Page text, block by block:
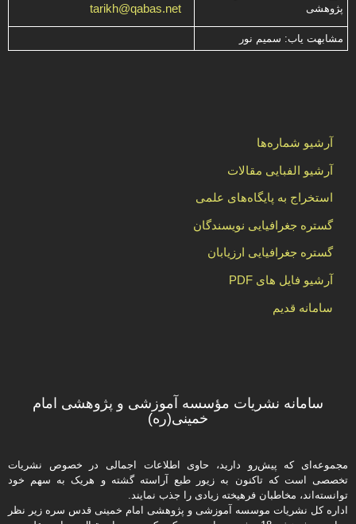
پژوهشی
tarikh@qabas.net
مشابهت ياب: سميم نور
آرشیو شماره‌ها
آرشیو الفبایی مقالات
استخراج به پایگاه‌های علمی
گستره جغرافیایی نویسندگان
گستره جغرافیایی ارزیابان
آرشیو فایل های PDF
سامانه قدیم
سامانه نشریات مؤسسه آموزشی و پژوهشی امام
خمینی(ره)
مجموعه‌ای که پیش‌رو دارید،‌ حاوی اطلاعات اجمالی در خصوص نشریات
تخصصی است که تاکنون به زیور طبع آراسته گشته و هریک به سهم خود
توانسته‌اند، مخاطبان فرهیخته‌ زیادی را جذب نمایند.
اداره كل نشریات موسسه آموزشی و پژوهشی امام خمینی قدس سره زیر نظر